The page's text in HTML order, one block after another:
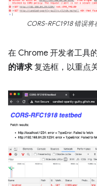
CORS-RFC1918 错误将
在 Chrome 开发者工具
的请求 复选框，以重点